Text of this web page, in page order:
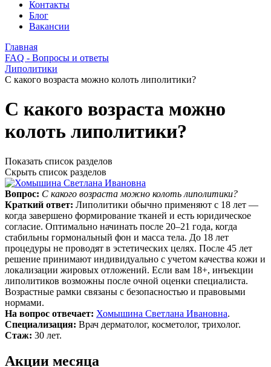
Контакты
Блог
Вакансии
Главная
FAQ - Вопросы и ответы
Липолитики
С какого возраста можно колоть липолитики?
С какого возраста можно
колоть липолитики?
Показать список разделов
Скрыть список разделов
Вопрос: С какого возраста можно колоть липолитики?
Краткий ответ: Липолитики обычно применяют с 18 лет —
когда завершено формирование тканей и есть юридическое
согласие. Оптимально начинать после 20–21 года, когда
стабильны гормональный фон и масса тела. До 18 лет
процедуры не проводят в эстетических целях. После 45 лет
решение принимают индивидуально с учетом качества кожи и
локализации жировых отложений. Если вам 18+, инъекции
липолитиков возможны после очной оценки специалиста.
Возрастные рамки связаны с безопасностью и правовыми
нормами.
На вопрос отвечает: Хомышина Светлана Ивановна.
Специализация: Врач дерматолог, косметолог, трихолог.
Стаж: 30 лет.
Акции месяца